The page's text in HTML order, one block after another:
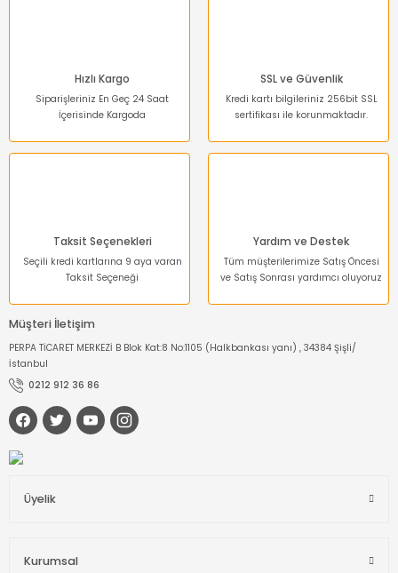
Hızlı Kargo
Siparişleriniz En Geç 24 Saat
İçerisinde Kargoda
SSL ve Güvenlik
Kredi kartı bilgileriniz 256bit SSL
sertifikası ile korunmaktadır.
Taksit Seçenekleri
Seçili kredi kartlarına 9 aya varan
Taksit Seçeneği
Yardım ve Destek
Tüm müşterilerimize Satış Öncesi
ve Satış Sonrası yardımcı oluyoruz
Müşteri İletişim
PERPA TİCARET MERKEZİ B Blok Kat:8 No:1105 (Halkbankası yanı) , 34384 Şişli/
İstanbul
0212 912 36 86
Üyelik
Kurumsal